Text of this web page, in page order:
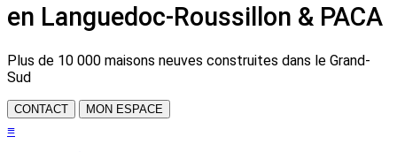
en Languedoc-Roussillon & PACA
Plus de 10 000 maisons neuves construites dans le Grand-
Sud
CONTACT MON ESPACE
≡